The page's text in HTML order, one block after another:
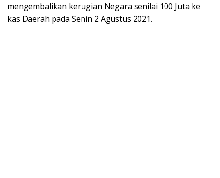
mengembalikan kerugian Negara senilai 100 Juta ke
kas Daerah pada Senin 2 Agustus 2021.